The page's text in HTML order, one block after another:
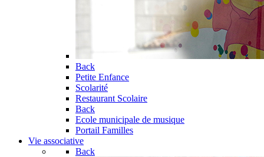
Back
Petite Enfance
Scolarité
Restaurant Scolaire
Back
Ecole municipale de musique
Portail Familles
Vie associative
Back